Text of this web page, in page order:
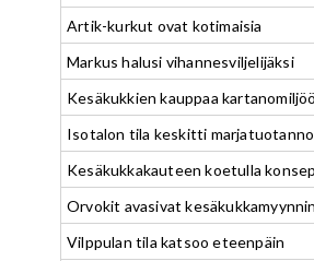
Artik-kurkut ovat kotimaisia
Markus halusi vihannesviljelijäksi
Kesäkukkien kauppaa
Isotalon tila keskitti
Kesäkukkakauteen koetulla
Orvokit avasivat kesäkukkamyynnin
Vilppulan tila katsoo eteenpäin